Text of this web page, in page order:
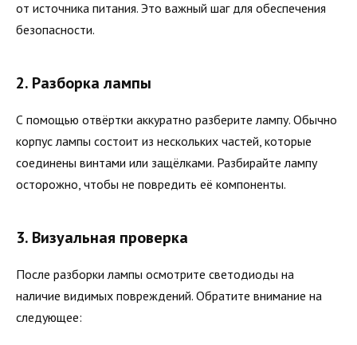
от источника питания. Это важный шаг для обеспечения
безопасности.
2. Разборка лампы
С помощью отвёртки аккуратно разберите лампу. Обычно
корпус лампы состоит из нескольких частей, которые
соединены винтами или защёлками. Разбирайте лампу
осторожно, чтобы не повредить её компоненты.
3. Визуальная проверка
После разборки лампы осмотрите светодиоды на
наличие видимых повреждений. Обратите внимание на
следующее: